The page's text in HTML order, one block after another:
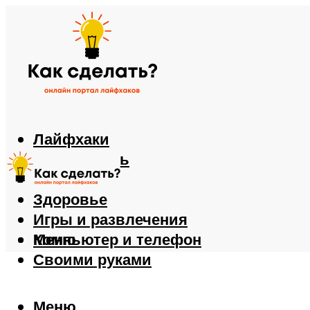
Лайфхаки
Автомобиль
Еда
Здоровье
Игры и развлечения
Компьютер и телефон
Своими руками
Меню